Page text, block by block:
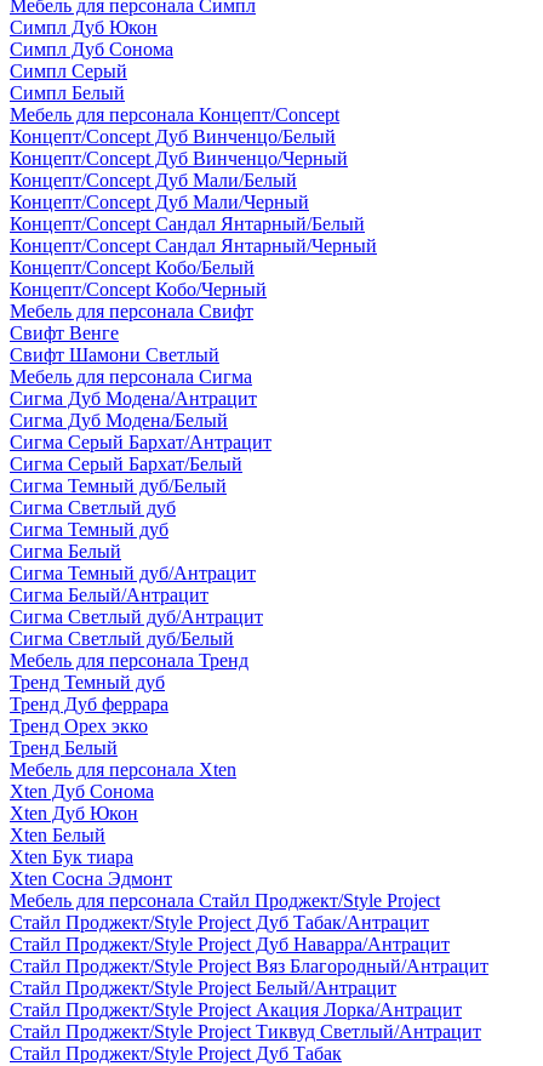
Мебель для персонала Симпл
Симпл Дуб Юкон
Симпл Дуб Сонома
Симпл Серый
Симпл Белый
Мебель для персонала Концепт/Concept
Концепт/Concept Дуб Винченцо/Белый
Концепт/Concept Дуб Винченцо/Черный
Концепт/Concept Дуб Мали/Белый
Концепт/Concept Дуб Мали/Черный
Концепт/Concept Сандал Янтарный/Белый
Концепт/Concept Сандал Янтарный/Черный
Концепт/Concept Кобо/Белый
Концепт/Concept Кобо/Черный
Мебель для персонала Свифт
Свифт Венге
Свифт Шамони Светлый
Мебель для персонала Сигма
Сигма Дуб Модена/Антрацит
Сигма Дуб Модена/Белый
Сигма Серый Бархат/Антрацит
Сигма Серый Бархат/Белый
Сигма Темный дуб/Белый
Сигма Светлый дуб
Сигма Темный дуб
Сигма Белый
Сигма Темный дуб/Антрацит
Сигма Белый/Антрацит
Сигма Светлый дуб/Антрацит
Сигма Светлый дуб/Белый
Мебель для персонала Тренд
Тренд Темный дуб
Тренд Дуб феррара
Тренд Орех экко
Тренд Белый
Мебель для персонала Xten
Xten Дуб Сонома
Xten Дуб Юкон
Xten Белый
Xten Бук тиара
Xten Сосна Эдмонт
Мебель для персонала Стайл Проджект/Style Project
Стайл Проджект/Style Project Дуб Табак/Антрацит
Стайл Проджект/Style Project Дуб Наварра/Антрацит
Стайл Проджект/Style Project Вяз Благородный/Антрацит
Стайл Проджект/Style Project Белый/Антрацит
Стайл Проджект/Style Project Акация Лорка/Антрацит
Стайл Проджект/Style Project Тиквуд Светлый/Антрацит
Стайл Проджект/Style Project Дуб Табак